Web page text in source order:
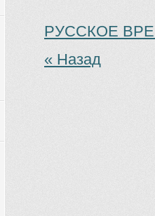
РУССКОЕ
« Назад